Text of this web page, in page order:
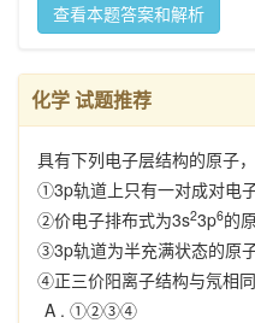
查看本题答案和解析
化学 试题推荐
具有下列电子层结构的原子
①3p轨道上只有一对成对电
②价电子排布式为3s23p6的
③3p轨道为半充满状态的原
④正三价阳离子结构与氖相
A . ①②③④